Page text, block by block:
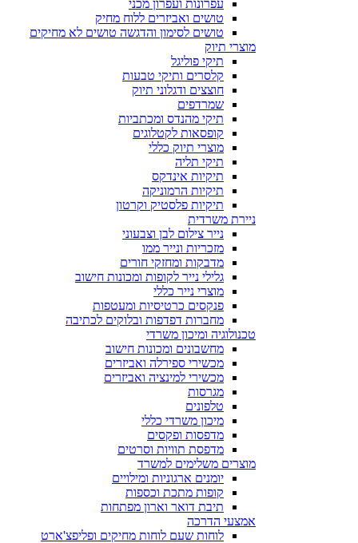
עפרונות ועפרון מכני
טושים ואביזרים ללוח מחיק
טושים לסימון והדגשה טושים לא מחיקים
מוצרי תיוק
תיקי פוליגל
קלסרים ותיקי טבעות
חוצצים ודגלוני תיוק
שמרדפים
תיקי מהנדס ומכתביות
קופסאות לקטלוגים
מוצרי תיוק כללי
תיקי תליה
תיקיות אינדקס
תיקיות הרמוניקה
תיקיות פלסטיק וקרטון
ניירת משרדית
נייר צילום לבן וצבעוני
מזכריות ונייר ממו
מדבקות ומחזקי חורים
גלילי נייר לקופות ומכונות חישוב
מוצרי נייר כללי
פנקסים כרטיסיות ומעטפות
מחברות דפדפות ובלוקים לכתיבה
טכנולוגיה ומיכון משרדי
מחשבונים ומכונות חישוב
מכשירי ספירלה ואביזרים
מכשירי למינציה ואביזרים
מגרסות
טלפונים
מיכון משרדי כללי
מדפסות ופקסים
מדפסת תוויות וסרטים
מוצרים משלימים למשרד
יומנים ארגוניות ומילויים
קופות מתכת וכספות
תיבת דואר וארון מפתחות
אמצעי הדרכה
לוחות שעם לוחות מחיקים ופליפצ'ארט